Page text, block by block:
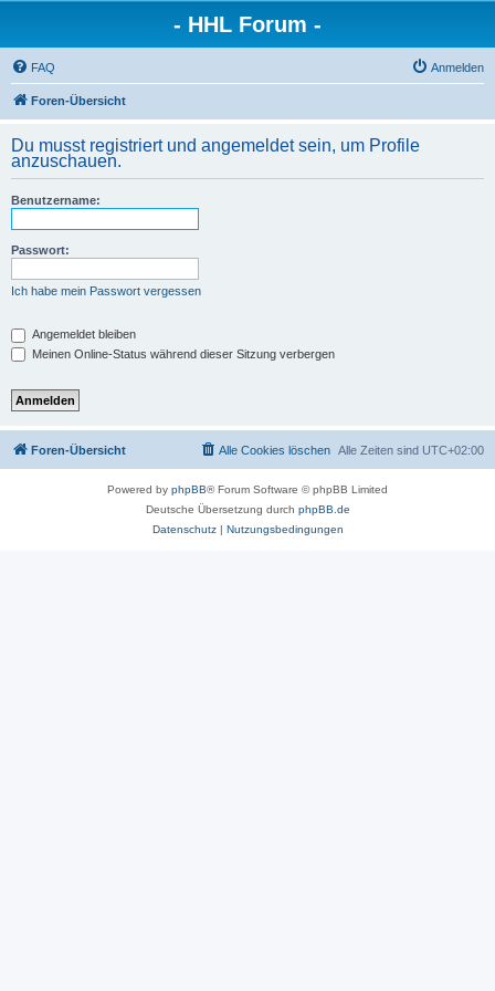
- HHL Forum -
FAQ Anmelden
Foren-Übersicht
Du musst registriert und angemeldet sein, um Profile
anzuschauen.
Benutzername:
Passwort:
Ich habe mein Passwort vergessen
Angemeldet bleiben
Meinen Online-Status während dieser Sitzung verbergen
Foren-Übersicht Alle Zeiten sind UTC+02:00
Alle Cookies löschen
Powered by phpBB® Forum Software © phpBB Limited
Deutsche Übersetzung durch phpBB.de
Datenschutz| Nutzungsbedingungen